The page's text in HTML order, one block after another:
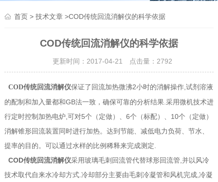
首页> 技术文章>COD传统回流消解仪的科学依据
COD传统回流消解仪的科学依据
更新时间：2017-04-21 点击量： 2792
COD传统回流消解仪保证了回流加热微沸2小时的消解操作,试剂溶液
的配制和加入量都和GB法一致，确保可靠的分析结果.采用微机技术进
行定时控制加热电炉,可对5个（定做）、6个（标配）、10个（定做）
消解锥形回流装置同时进行加热。达到节能、减低电力负荷、节水、
提率的目的。可以通过水样的比例稀释来完成测定.
COD传统回流消解仪采用玻璃毛刺回流管代替球形回流管,并以风冷
技术取代自来水冷却方式.冷却部分主要由毛刺冷凝管和风机完成,冷凝